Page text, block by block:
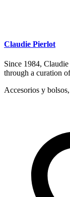
Claudie Pierlot
Since 1984,
through a curation
Accesorios y